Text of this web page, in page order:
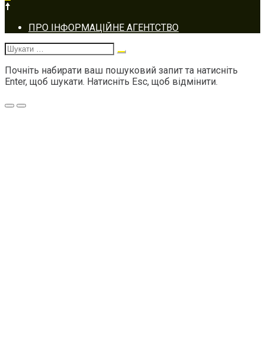
Footer
navigation
ПРО ІНФОРМАЦІЙНЕ АГЕНТСТВО
Шукати:
Почніть набирати ваш пошуковий запит та натисніть
Enter, щоб шукати. Натисніть Esc, щоб відмінити.
Меню